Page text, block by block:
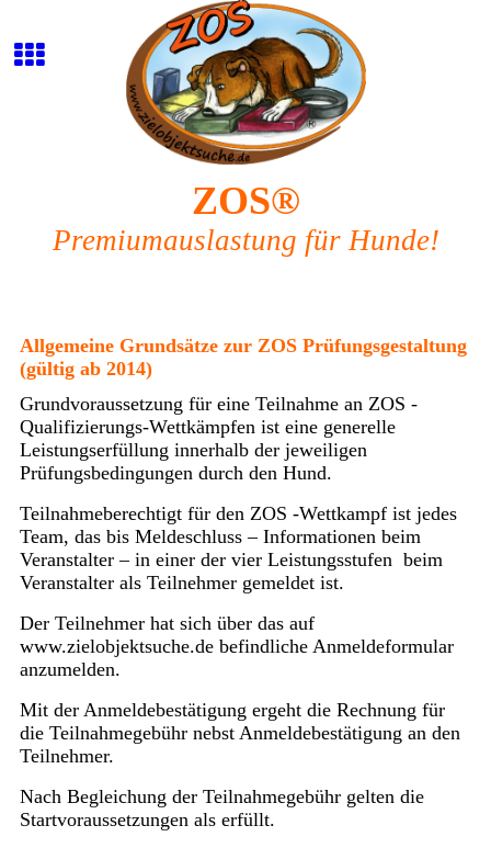
ZOS®
Premiumauslastung für Hunde!
Allgemeine Grundsätze zur ZOS Prüfungsgestaltung
(gültig ab 2014)
Grundvoraussetzung für eine Teilnahme an ZOS -
Qualifizierungs-Wettkämpfen ist eine generelle
Leistungserfüllung innerhalb der jeweiligen
Prüfungsbedingungen durch den Hund.
Teilnahmeberechtigt für den ZOS -Wettkampf ist jedes
Team, das bis Meldeschluss – Informationen beim
Veranstalter – in einer der vier Leistungsstufen beim
Veranstalter als Teilnehmer gemeldet ist.
Der Teilnehmer hat sich über das auf
www.zielobjektsuche.de befindliche Anmeldeformular
anzumelden.
Mit der Anmeldebestätigung ergeht die Rechnung für
die Teilnahmegebühr nebst Anmeldebestätigung an den
Teilnehmer.
Nach Begleichung der Teilnahmegebühr gelten die
Startvoraussetzungen als erfüllt.